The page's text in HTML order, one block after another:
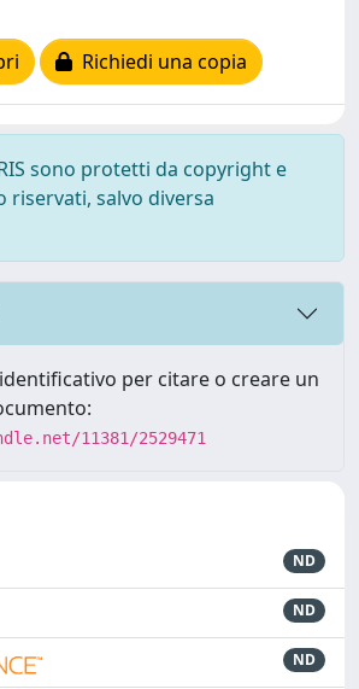
Richiedi una copia
sono protetti da copyright e
salvo diversa
per citare o creare un
11381/2529471
ND
ND
ND